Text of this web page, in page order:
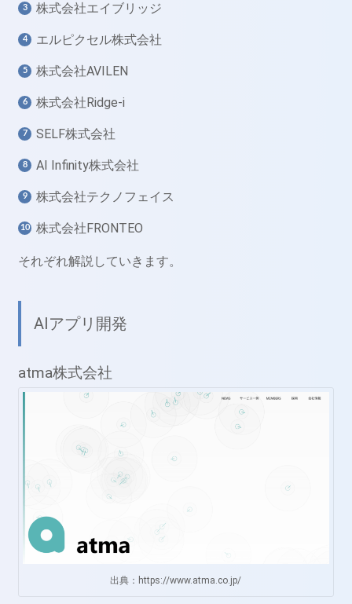
株式会社エイブリッジ
エルピクセル株式会社
株式会社AVILEN
株式会社Ridge-i
SELF株式会社
AI Infinity株式会社
株式会社テクノフェイス
株式会社FRONTEO
それぞれ解説していきます。
AIアプリ開発
atma株式会社
出典：https://www.atma.co.jp/